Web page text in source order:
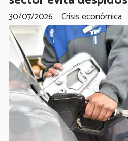
Crisis económica
30/07/2026